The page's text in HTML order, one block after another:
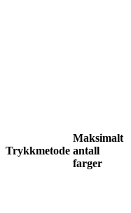
Trykkmetode
Maksimalt
antall
farger